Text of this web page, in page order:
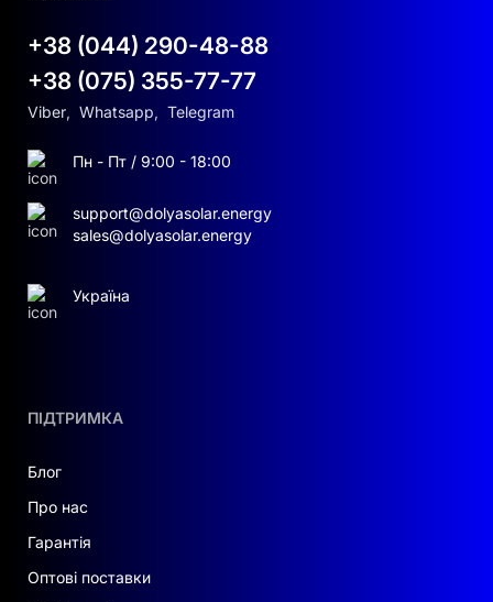
ПІДТРИМКА
Блог
Про нас
Гарантія
Оптові поставки
+38 (044) 290-48-88
+38 (075) 355-77-77
Viber, Whatsapp, Telegram
Пн - Пт / 9:00 - 18:00
support@dolyasolar.energy
sales@dolyasolar.energy
Україна